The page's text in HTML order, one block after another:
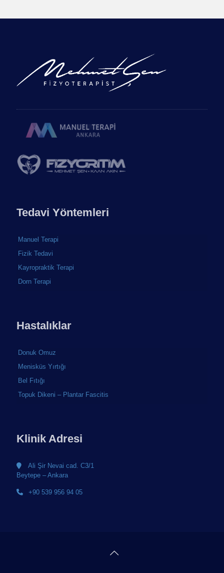
Tedavi Yöntemleri
Manuel Terapi
Fizik Tedavi
Kayropraktik Terapi
Dorn Terapi
Hastalıklar
Donuk Omuz
Menisküs Yırtığı
Bel Fıtığı
Topuk Dikeni – Plantar Fascitis
Klinik Adresi
Ali Şir Nevai cad. C3/1
Beytepe – Ankara
+90 539 956 94 05